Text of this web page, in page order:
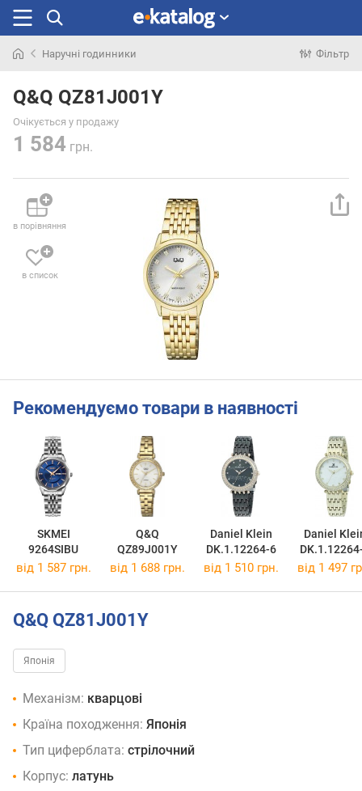
раніше
Наручні годинники Фільтр
Q&Q QZ81J001Y
Очікується у продажу
1 584 грн.
в порівняння
в список
Рекомендуємо товари в наявності
SKMEI
9264SIBU
Q&Q
QZ89J001Y
Daniel Klein
DK.1.12264-6
Daniel
від 1 587 грн. від 1 688 грн. від 1 510 грн. від 1 497
Q&Q QZ81J001Y
Японія
Механізм: кварцові
Країна походження: Японія
Тип циферблата: стрілочний
Корпус: латунь